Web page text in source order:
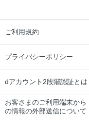
ご利用規約
プライバシーポリシー
dアカウント2段階認証とは
お客さまのご利用端末から
の情報の外部送信について